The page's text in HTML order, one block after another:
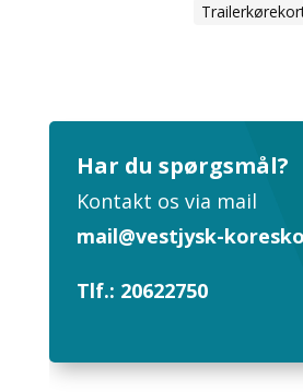
Har du spørgsmål?
Kontakt os via mail
mail@vestjysk-
Tlf.: 20622750